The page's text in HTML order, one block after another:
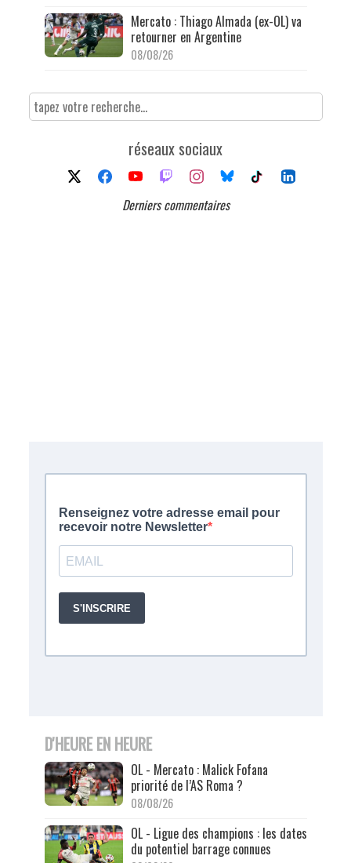
Mercato : Thiago Almada (ex-OL) va
retourner en Argentine
08/08/26
réseaux sociaux
Derniers commentaires
D'HEURE EN HEURE
OL - Mercato : Malick Fofana
priorité de l’AS Roma ?
08/08/26
OL - Ligue des champions : les dates
du potentiel barrage connues